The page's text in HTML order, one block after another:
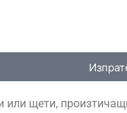
или щети,